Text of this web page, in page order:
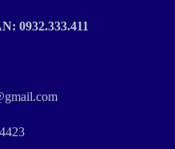
0932.333.411